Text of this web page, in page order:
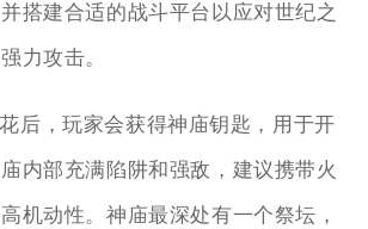
搭建合适的战斗平台以应对世纪之
力攻击。
后，玩家会获得神庙钥匙，用于开
内部充满陷阱和强敌，建议携带火
机动性。神庙最深处有一个祭坛，